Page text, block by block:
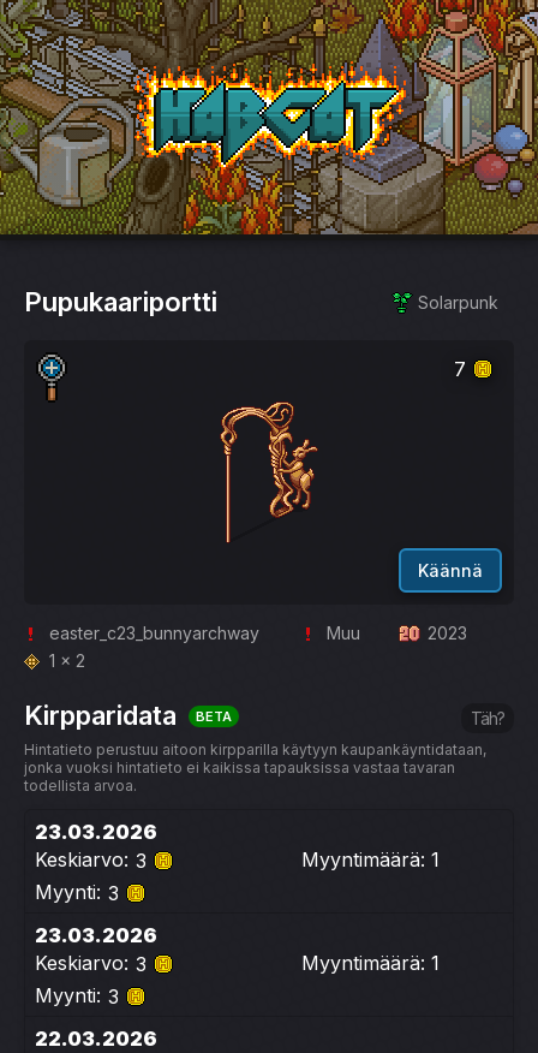
HabCat
Pupukaariportti Solarpunk
7
Käännä
easter_c23_bunnyarchway Muu
2023
1 x 2
Kirpparidata BETA Täh?
Hintatieto perustuu aitoon kirpparilla käytyyn kaupankäyntidataan,
jonka vuoksi hintatieto ei kaikissa tapauksissa vastaa tavaran
todellista arvoa.
23.03.2026
Keskiarvo: 3
Myyntimäärä: 1
Myynti: 3
23.03.2026
Keskiarvo: 3
Myyntimäärä: 1
Myynti: 3
22.03.2026